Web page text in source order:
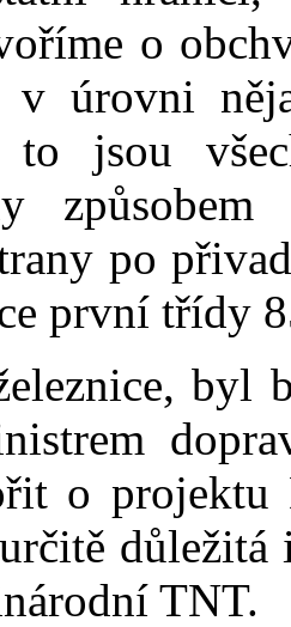
o
úrovni
jsou
po
první třídy
byl
o projektu
TNT.